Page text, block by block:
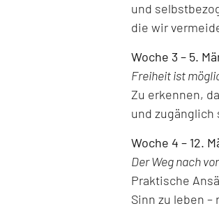
und
die wir
Woche 3 – 5.
Freiheit ist
Zu erkennen,
und
Woche 4 – 12.
Der Weg nach
Praktische
Sinn zu leben